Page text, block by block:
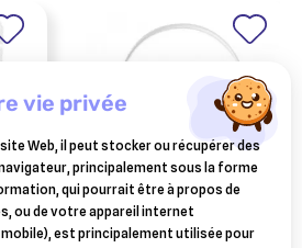
ESC LABORATOIRE
esc laboratoire
vie privée
Web, il peut stocker ou récupérer des
principalement sous la forme
qui pourrait être à propos de
ou de votre appareil internet
est principalement utilisée pour